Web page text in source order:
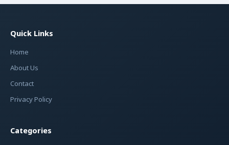
Quick Links
Home
About Us
Contact
Privacy Policy
Categories